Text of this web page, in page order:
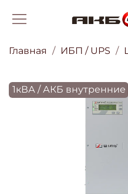
Главная ИБП / UPS
1кВА / АКБ внутренние